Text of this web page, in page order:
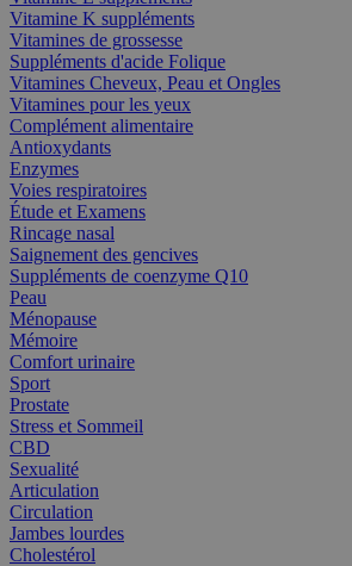
Vitamine K suppléments
Vitamines de grossesse
Suppléments d'acide Folique
Vitamines Cheveux, Peau et Ongles
Vitamines pour les yeux
Complément alimentaire
Antioxydants
Enzymes
Voies respiratoires
Étude et Examens
Rincage nasal
Saignement des gencives
Suppléments de coenzyme Q10
Peau
Ménopause
Mémoire
Comfort urinaire
Sport
Prostate
Stress et Sommeil
CBD
Sexualité
Articulation
Circulation
Jambes lourdes
Cholestérol